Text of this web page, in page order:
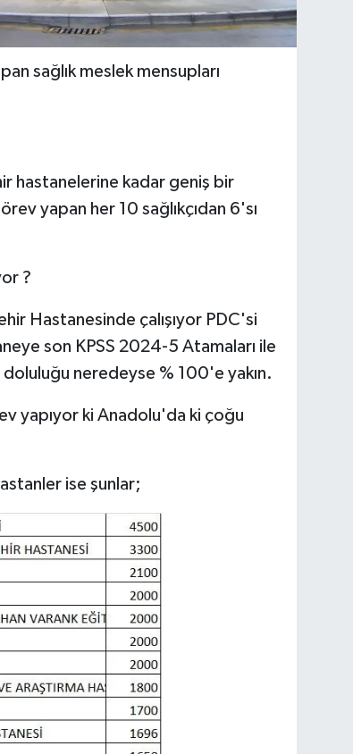
sağlık meslek mensupları
hastanelerine kadar geniş bir
yapan her 10 sağlıkçıdan 6'sı
?
Hastanesinde çalışıyor PDC'si
son KPSS 2024-5 Atamaları ile
neredeyse % 100'e yakın.
yapıyor ki Anadolu'da ki çoğu
ise şunlar;